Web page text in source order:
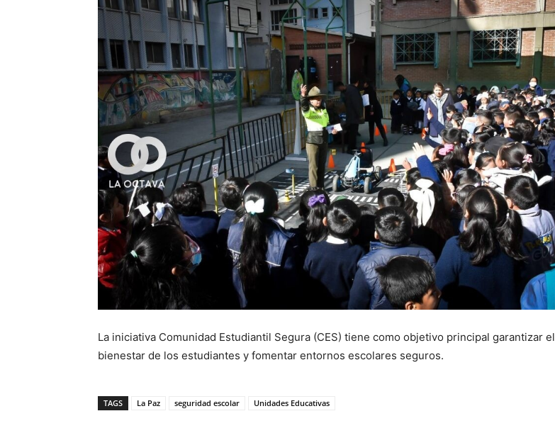
La iniciativa Comunidad Estudiantil Segura (CES) tiene como objetivo principal garantizar el
bienestar de los estudiantes y fomentar entornos escolares seguros.
TAGS La Paz seguridad escolar Unidades Educativas